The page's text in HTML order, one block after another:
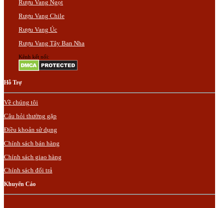
Rượu Vang Ngọt
Rượu Vang Chile
Rượu Vang Úc
Rượu Vang Tây Ban Nha
Kênh kết nối:
Hỗ Trợ
Về chúng tôi
Câu hỏi thường gặp
Điều khoản sử dụng
Chính sách bán hàng
Chính sách giao hàng
Chính sách đổi trả
Khuyến Cáo